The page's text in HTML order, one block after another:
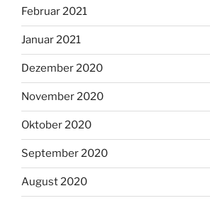
Februar 2021
Januar 2021
Dezember 2020
November 2020
Oktober 2020
September 2020
August 2020